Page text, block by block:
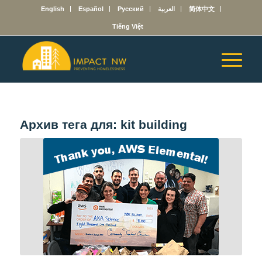
English Español Русский العربية 简体中文
Tiếng Việt
Архив тега для: kit building